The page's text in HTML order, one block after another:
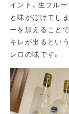
イント。生フル
と味がぼけてし
ーを加えること
キレが出るとい
レロの味です。